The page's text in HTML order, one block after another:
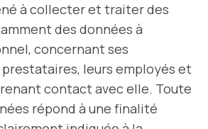
à collecter et traiter des
des données à
concernant ses
leurs employés et
contact avec elle. Toute
répond à une finalité